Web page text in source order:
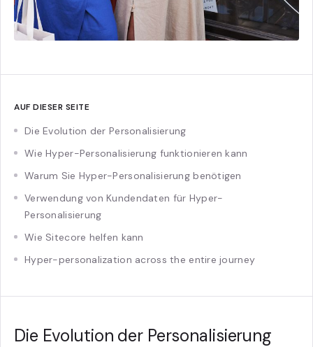
AUF DIESER SEITE
Die Evolution der Personalisierung
Wie Hyper-Personalisierung funktionieren kann
Warum Sie Hyper-Personalisierung benötigen
Verwendung von Kundendaten für Hyper-
Personalisierung
Wie Sitecore helfen kann
Hyper-personalization across the entire journey
Die Evolution der Personalisierung